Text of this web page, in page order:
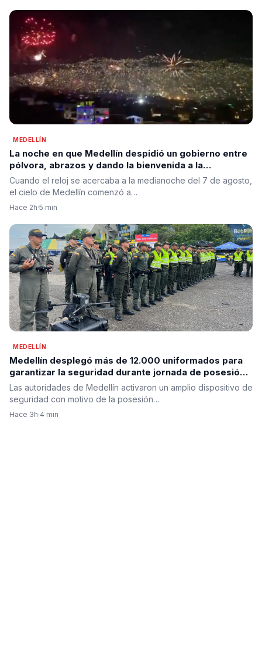
MEDELLÍN
La noche en que Medellín despidió un gobierno entre
pólvora, abrazos y dando la bienvenida a la
esperanza de cambio
Cuando el reloj se acercaba a la medianoche del 7 de agosto,
el cielo de Medellín comenzó a…
Hace 2h·5 min
MEDELLÍN
Medellín desplegó más de 12.000 uniformados para
garantizar la seguridad durante jornada de posesión
presidencial en prevención
Las autoridades de Medellín activaron un amplio dispositivo de
seguridad con motivo de la posesión…
Hace 3h·4 min